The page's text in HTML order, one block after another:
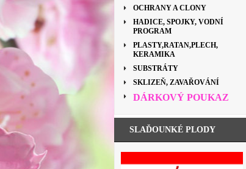
OCHRANY A CLONY
HADICE, SPOJKY, VODNÍ
PROGRAM
PLASTY,RATAN,PLECH,
KERAMIKA
SUBSTRÁTY
SKLIZEŇ, ZAVAŘOVÁNÍ
DÁRKOVÝ POUKAZ
SLAĎOUNKÉ PLODY